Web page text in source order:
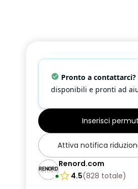
Pronto a contattarci?
disponibili e pronti ad
Inserisci
Attiva notifica
Renord.com
4.5(828 totale)